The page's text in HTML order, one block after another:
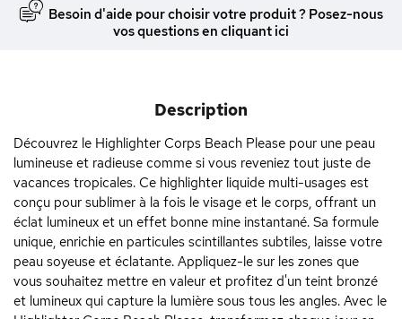
Besoin d'aide pour choisir votre produit ? Posez-nous
vos questions en cliquant ici
Description
Découvrez le Highlighter Corps Beach Please pour une peau
lumineuse et radieuse comme si vous reveniez tout juste de
vacances tropicales. Ce highlighter liquide multi-usages est
conçu pour sublimer à la fois le visage et le corps, offrant un
éclat lumineux et un effet bonne mine instantané. Sa formule
unique, enrichie en particules scintillantes subtiles, laisse votre
peau soyeuse et éclatante. Appliquez-le sur les zones que
vous souhaitez mettre en valeur et profitez d'un teint bronzé
et lumineux qui capture la lumière sous tous les angles. Avec le